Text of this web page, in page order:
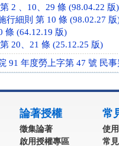
2 、10、29 條 (98.04.22 版)
行細則 第 10 條 (98.02.27 版
條 (64.12.19 版)
20、21 條 (25.12.25 版)
91 年度勞上字第 47 號 民
論著授權
徵集論著
啟用授權專區
常
使
常